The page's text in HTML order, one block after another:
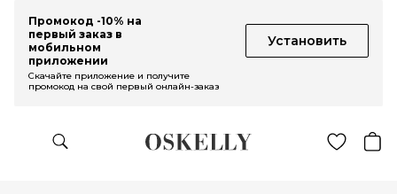
Промокод -10% на
первый заказ в
мобильном
приложении
Установить
Скачайте приложение и получите
промокод на свой первый онлайн-заказ